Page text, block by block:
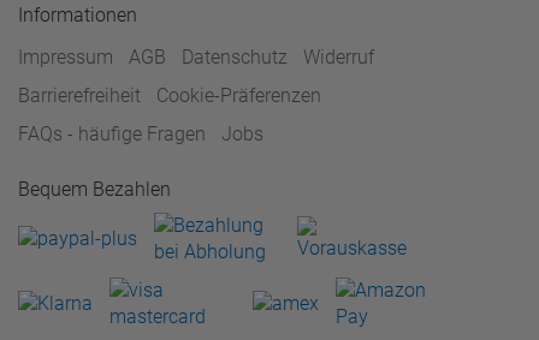
Informationen
Impressum
AGB Datenschutz
Widerruf
Barrierefreiheit
Cookie-Präferenzen
FAQs - häufige Fragen
Jobs
Bequem Bezahlen